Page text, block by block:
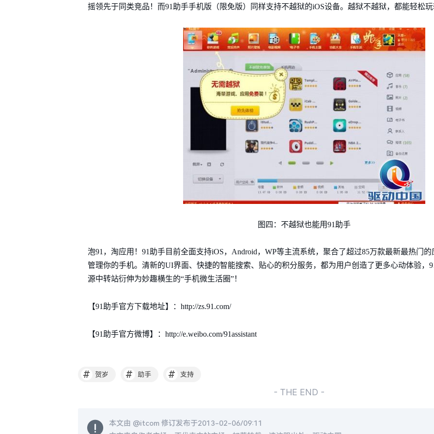
摇领先于同类竞品！而91助手手机版（限免版）同样支持不越狱的iOS设备。越狱不越狱，都能轻松
图四：不越狱也能用91助手
泡91，淘应用！91助手目前全面支持iOS，Android，WP等主流系统，聚合了超过85万款最新最热门
管理你的手机。清新的UI界面、快捷的智能搜索、贴心的积分服务，都为用户创造了更多心动体验，
源中转站衍伸为妙趣横生的“手机微生活圈”！
【91助手官方下载地址】：http://zs.91.com/
【91助手官方微博】：http://e.weibo.com/91assistant
# 贺岁 # 助手 # 支持
- THE END -
本文由 @itcom修订发布于2013-02-06/09:11